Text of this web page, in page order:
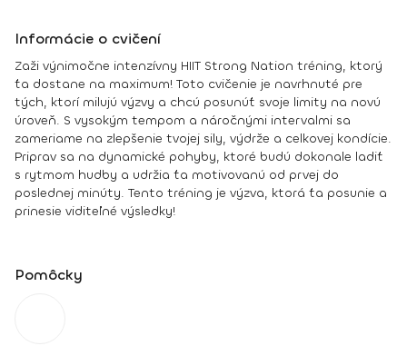
Informácie o cvičení
Zaži výnimočne intenzívny HIIT Strong Nation tréning, ktorý
ťa dostane na maximum! Toto cvičenie je navrhnuté pre
tých, ktorí milujú výzvy a chcú posunúť svoje limity na novú
úroveň. S vysokým tempom a náročnými intervalmi sa
zameriame na zlepšenie tvojej sily, výdrže a celkovej kondície.
Priprav sa na dynamické pohyby, ktoré budú dokonale ladiť
s rytmom hudby a udržia ťa motivovanú od prvej do
poslednej minúty. Tento tréning je výzva, ktorá ťa posunie a
prinesie viditeľné výsledky!
Pomôcky